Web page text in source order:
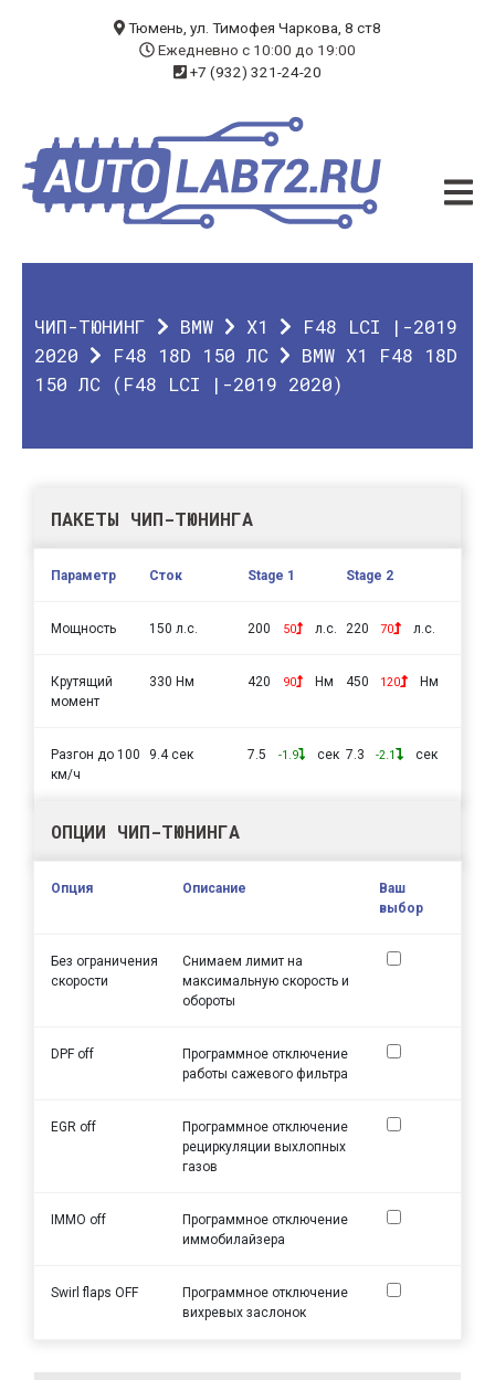
ЧИП-ТЮНИНГ
ДИАГНОСТИКА
О КОМПАНИИ
Тюмень, ул. Тимофея Чаркова, 8 ст8
Ежедневно с 10:00 до 19:00
+7 (932) 321-24-20
ЧИП-ТЮНИНГ BMW X1
F48 LCI |-2019
2020
F48 18D 150 ЛС
BMW X1 F48 18D
150 ЛС (F48 LCI |-2019 2020)
ПАКЕТЫ ЧИП-ТЮНИНГА
Параметр Сток Stage 1 Stage 2
Мощность 150 л.с. 200 50 л.с. 220 70 л.с.
Крутящий
момент
330 Нм 420 90 Нм 450 120 Нм
Разгон до 100
км/ч
9.4 сек 7.5 -1.9 сек 7.3 -2.1 сек
ОПЦИИ ЧИП-ТЮНИНГА
Опция Описание
Ваш
выбор
Без ограничения
скорости
Снимаем лимит на
максимальную скорость и
обороты
DPF off
Программное отключение
работы сажевого фильтра
EGR off
Программное отключение
рециркуляции выхлопных
газов
IMMO off
Программное отключение
иммобилайзера
Swirl flaps OFF
Программное отключение
вихревых заслонок